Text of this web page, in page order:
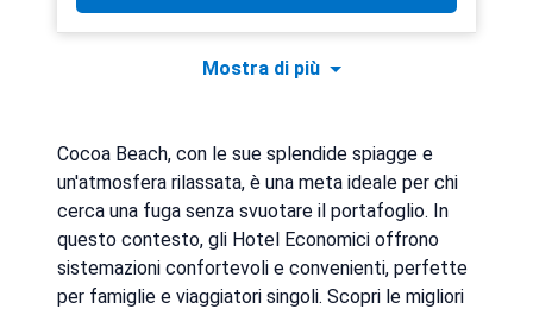
Mostra di più
Cocoa Beach, con le sue splendide spiagge e
un'atmosfera rilassata, è una meta ideale per chi
cerca una fuga senza svuotare il portafoglio. In
questo contesto, gli Hotel Economici offrono
sistemazioni confortevoli e convenienti, perfette
per famiglie e viaggiatori singoli. Scopri le migliori